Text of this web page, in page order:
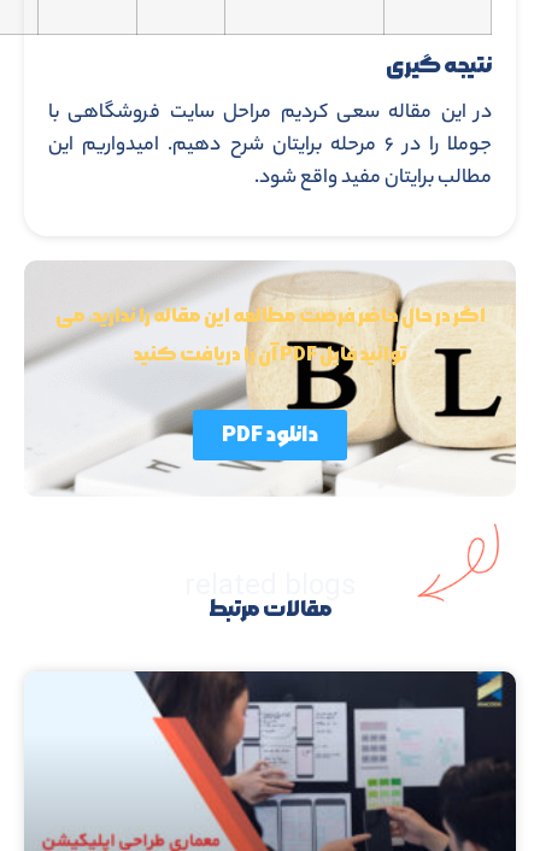
نتیجه گیری
در این مقاله سعی کردیم مراحل سایت فروشگاهی با
جوملا را در ۶ مرحله برایتان شرح دهیم. امیدواریم این
مطالب برایتان مفید واقع شود.
اگر در حال حاضر فرصت مطالعه این مقاله را ندارید، می
توانید فایل PDF آن را دریافت کنید
دانلود PDF
مقالات مرتبط